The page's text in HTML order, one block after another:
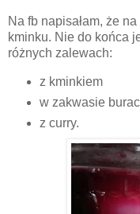
Na fb napisałam, że
kminku. Nie do końca
różnych zalewach:
z kminkiem
w zakwasie
z curry.